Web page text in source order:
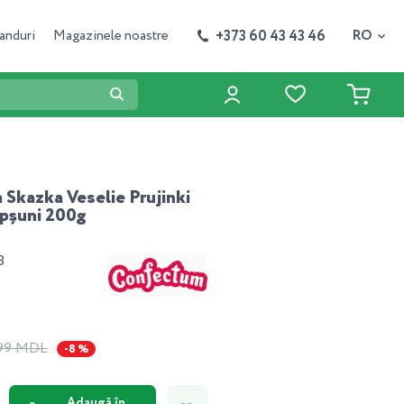
Magazinele noastre +373 60 43 43 46 RO
Skazka Veselie Prujinki
200g
MDL -8 %